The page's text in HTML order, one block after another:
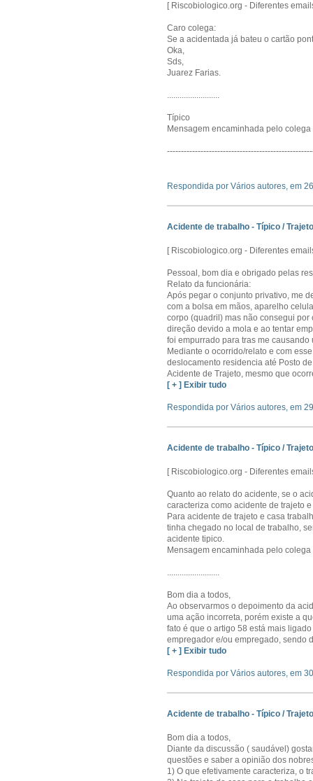
[ Riscobiologico.org - Diferentes
Caro colega:
Se a acidentada já bateu o cartão
Oka,
Sds,
Juarez Farias.
.........................
Típico
Mensagem encaminhada pelo colega
Respondida por Vários autores, em
Acidente de trabalho - Típico /
[ Riscobiologico.org - Diferentes
Pessoal, bom dia e obrigado pelas
Relato da funcionária:
Após pegar o conjunto privativo, me
com a bolsa em mãos, aparelho
corpo (quadril) mas não consegui
direção devido a mola e ao tentar
foi empurrado para tras me
Mediante o ocorrido/relato e com
deslocamento residencia até Posto
Acidente de Trajeto, mesmo que
[ + ] Exibir tudo
Respondida por Vários autores, em
Acidente de trabalho - Típico /
[ Riscobiologico.org - Diferentes
Quanto ao relato do acidente, se o
caracteriza como acidente de trajeto
Para acidente de trajeto e casa
tinha chegado no local de trabalho,
acidente tipico.
Mensagem encaminhada pelo colega
.........................
Bom dia a todos,
Ao observarmos o depoimento da
uma ação incorreta, porém existe a
fato é que o artigo 58 está mais
empregador e/ou empregado, sendo
[ + ] Exibir tudo
Respondida por Vários autores, em
Acidente de trabalho - Típico /
Bom dia a todos,
Diante da discussão ( saudável)
questões e saber a opinião dos
1) O que efetivamente caracteriza, o